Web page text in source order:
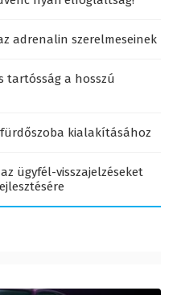
adrenalin szerelmeseinek
tartósság a hosszú
kialakításához
ügyfél-visszajelzéseket